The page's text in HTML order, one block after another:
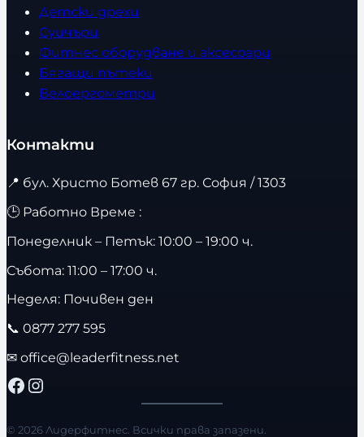
Детски дрехи
Суичъри
Фитнес оборудване и аксесоари
Бягащи пътеки
Велоергометри
Контакти
📍 бул. Христо Ботев 67 гр. София / 1303
🕒 Работно Време :
Понеделник – Петък: 10:00 – 19:00 ч.
Събота: 11:00 – 17:00 ч.
Неделя: Почивен ден
📞 0877 277 595
✉ office@leaderfitness.net
Facebook Instagram
© 2026 Лидерфитнес. Всички права запазени.